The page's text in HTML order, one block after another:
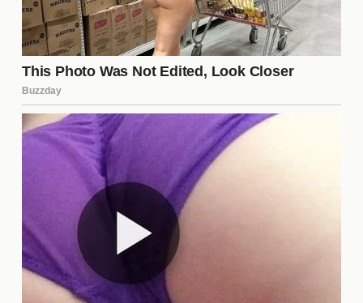
familiar.
Escuchar activamente las preocupaciones de
cada uno.
Comprometerse a trabajar en las relaciones a
largo plazo.
El camino hacia la reconciliación puede ser largo y
complicado, pero con esfuerzo y voluntad, hay
esperanza para una resolución positiva.
¿Cuál es el origen del conflicto
entre Alain Delon y sus hijos?
El conflicto se ha originado a partir de